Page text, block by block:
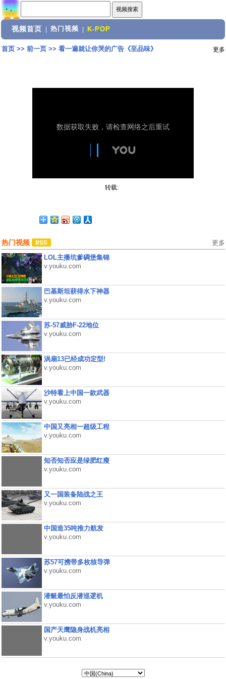
视频首页 热门视频 K-POP
首页>> 前一页>> 看一遍就让你哭的广告《至品味》 更多
转载:
热门视频 更多
LOL主播坑爹碉堡集锦
v.youku.com
巴基斯坦获得水下神器
v.youku.com
苏-57威胁F-22地位
v.youku.com
涡扇13已经成功定型!
v.youku.com
沙特看上中国一款武器
v.youku.com
中国又亮相一超级工程
v.youku.com
知否知否应是绿肥红瘦
v.youku.com
又一国装备陆战之王
v.youku.com
中国造35吨推力航发
v.youku.com
苏57可携带多枚核导弹
v.youku.com
潜艇最怕反潜巡逻机
v.youku.com
国产天鹰隐身战机亮相
v.youku.com